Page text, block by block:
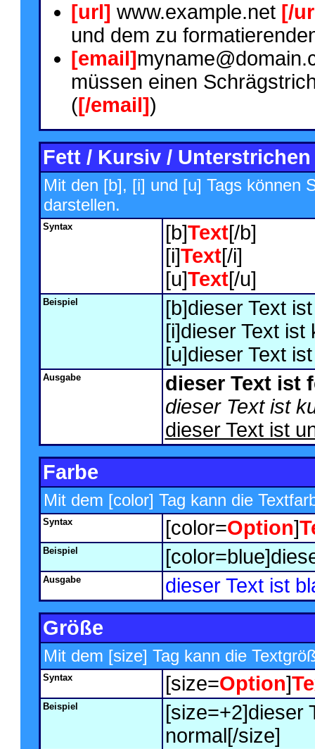
[url] www.example.net [/
und dem zu
[email]
müssen einen
([/email])
Fett / Kursiv / Unterstrichen
Mit den [b], [i] und [u] Tags können
darstellen.
Syntax [b]Text[/b]
[i]Text[/i]
[u]Text[/u]
Beispiel
[b]dieser Text
[i]dieser Text ist
[u]dieser Text
Ausgabe
dieser Text ist
dieser Text ist
dieser Text ist
Farbe
Mit dem [color] Tag kann die
Syntax [color=Option]
Beispiel
Ausgabe
dieser Text ist
Größe
Mit dem [size] Tag kann die
Syntax [size=Option]
Beispiel
[size=+2]dieser
normal[/size]